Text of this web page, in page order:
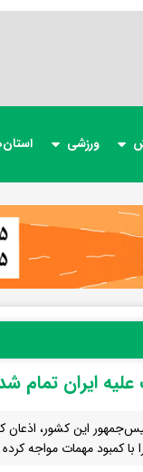
ورزشی
ایران تمام
این کشور،
با کمبود مهمات مواجه